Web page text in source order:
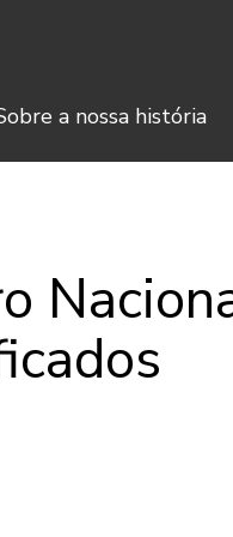
a nossa história